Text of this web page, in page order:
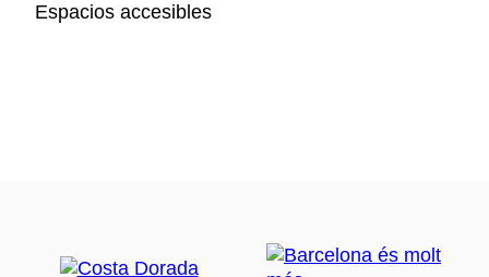
Espacios accesibles